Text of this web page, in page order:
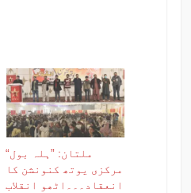
ملتان: ”ہلہ بول“
مرکزی یوتھ کنونشن کا
انعقاد۔۔۔اٹھو انقلاب